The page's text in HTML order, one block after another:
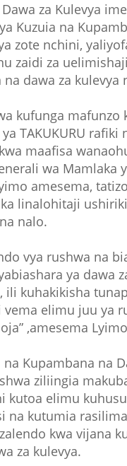
za Kulevya
Kuzuia na
zote nchini,
zaidi za
dawa za kulevya
kufunga mafunzo
TAKUKURU rafiki
maafisa
wa Mamlaka
amesema,
linalohitaji
nalo.
vya rushwa na
ya dawa
kuhakikisha
elimu juu ya
,amesema
Kupambana na
ziliingia
kutoa elimu
na kutumia
kwa vijana
za kulevya.